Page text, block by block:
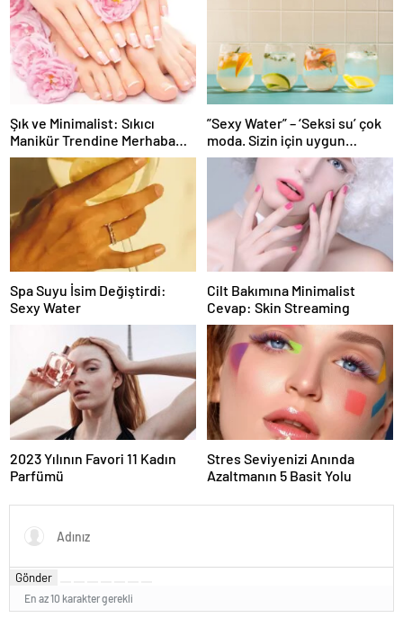
Şık ve Minimalist: Sıkıcı
Manikür Trendine Merhaba
Deyin
”Sexy Water” – ‘Seksi su’ çok
moda. Sizin için uygun
mudur?
Spa Suyu İsim Değiştirdi:
Sexy Water
Cilt Bakımına Minimalist
Cevap: Skin Streaming
2023 Yılının Favori 11 Kadın
Parfümü
Stres Seviyenizi Anında
Azaltmanın 5 Basit Yolu
Gönder
En az 10 karakter gerekli